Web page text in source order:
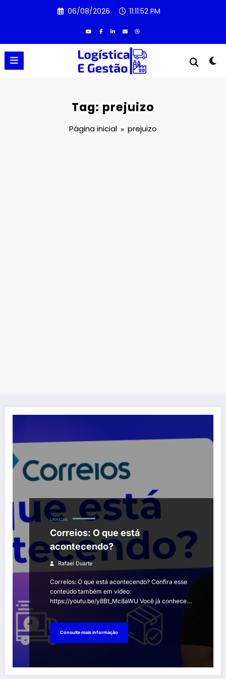
06/08/2026 11:11:52 PM
Tag: prejuizo
Página inicial prejuizo
LINKEDIN
Correios: O que está
acontecendo?
Rafael Duarte
Correios: O que está acontecendo? Confira esse
conteúdo também em vídeo:
https://youtu.be/y8Bt_Mc8aWU Você já conhece…
Consulte mais informação